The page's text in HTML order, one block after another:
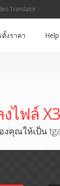
Translator
ตั้งราคา Help
ไฟล์
งคุณให้เป็น